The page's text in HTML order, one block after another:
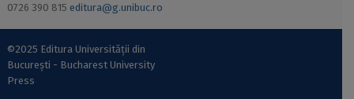
0726 390 815 editura@g.unibuc.ro
©2025 Editura Universității din
București - Bucharest University
Press